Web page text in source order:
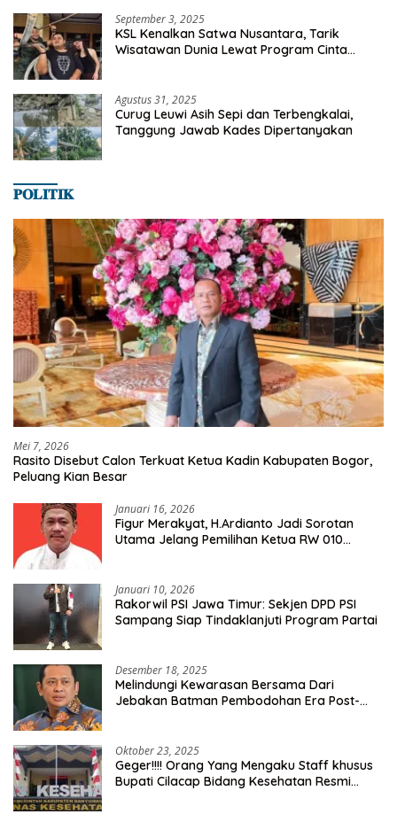
September 3, 2025
KSL Kenalkan Satwa Nusantara, Tarik
Wisatawan Dunia Lewat Program Cinta
Agustus 31, 2025
Curug Leuwi Asih Sepi dan Terbengkalai,
Tanggung Jawab Kades Dipertanyakan
𝐏𝐎𝐋𝐈𝐓𝐈𝐊
Mei 7, 2026
Rasito Disebut Calon Terkuat Ketua Kadin Kabupaten Bogor,
Peluang Kian Besar
Januari 16, 2026
Figur Merakyat, H.Ardianto Jadi Sorotan
Utama Jelang Pemilihan Ketua RW 010
Januari 10, 2026
Rakorwil PSI Jawa Timur: Sekjen DPD PSI
Sampang Siap Tindaklanjuti Program Partai
Desember 18, 2025
Melindungi Kewarasan Bersama Dari
Jebakan Batman Pembodohan Era Post-
Oktober 23, 2025
Geger!!!! Orang Yang Mengaku Staff khusus
Bupati Cilacap Bidang Kesehatan Resmi